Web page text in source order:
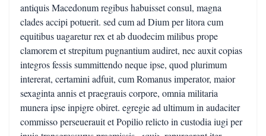
antiquis Macedonum regibus habuisset consul, magna
clades accipi potuerit. sed cum ad Dium per litora cum
equitibus uagaretur rex et ab duodecim milibus prope
clamorem et strepitum pugnantium audiret, nec auxit copias
integros fessis summittendo neque ipse, quod plurimum
intererat, certamini adfuit, cum Romanus imperator, maior
sexaginta annis et praegrauis corpore, omnia militaria
munera ipse inpigre obiret. egregie ad ultimum in audaciter
commisso perseuerauit et Popilio relicto in custodia iugi per